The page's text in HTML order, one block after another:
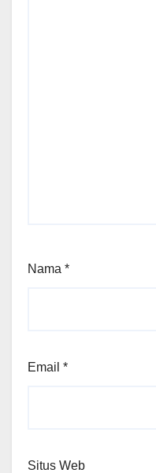
Nama *
Email *
Situs Web